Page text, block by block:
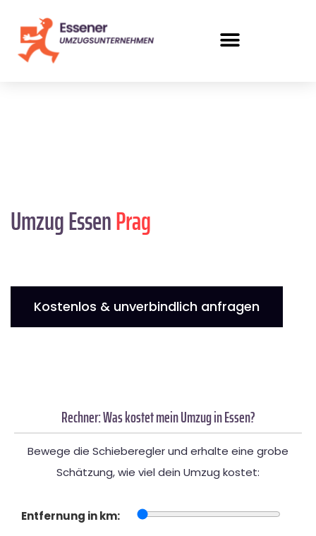
Umzug EssenPrag
Kostenlos & unverbindlich anfragen
Rechner: Was kostet mein Umzug in Essen?
Bewege die Schieberegler und erhalte eine grobe
Schätzung, wie viel dein Umzug kostet:
Entfernung in km: